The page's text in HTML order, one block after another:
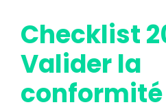
Checklist
Valider la